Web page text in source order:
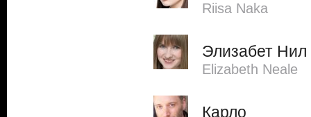
Riisa Naka
Элизабет Нил
Elizabeth Neale
Карло